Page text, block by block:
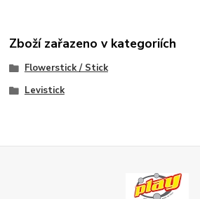
Zboží zařazeno v kategoriích
Flowerstick / Stick
Levistick